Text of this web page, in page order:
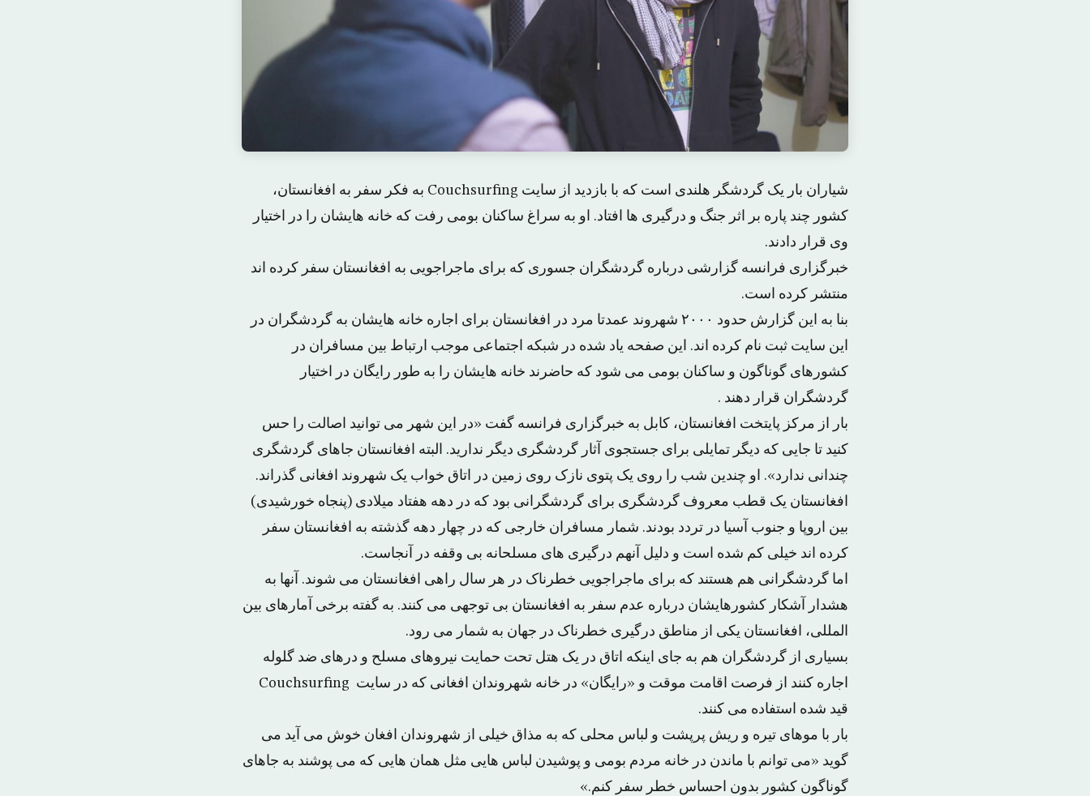
شیاران بار یک گردشگر هلندی است که با بازدید از سایت Couchsurfing به فکر سفر به افغانستان،
کشور چند پاره بر اثر جنگ و درگیری ها افتاد. او به سراغ ساکنان بومی رفت که خانه هایشان را در اختیار
وی قرار دادند.
خبرگزاری فرانسه گزارشی درباره گردشگران جسوری که برای ماجراجویی به افغانستان سفر کرده اند
منتشر کرده است.
بنا به این گزارش حدود ۲۰۰۰ شهروند عمدتا مرد در افغانستان برای اجاره خانه هایشان به گردشگران در
این سایت ثبت نام کرده اند. این صفحه یاد شده در شبکه اجتماعی موجب ارتباط بین مسافران در
کشورهای گوناگون و ساکنان بومی می شود که حاضرند خانه هایشان را به طور رایگان در اختیار
گردشگران قرار دهند .
بار از مرکز پایتخت افغانستان، کابل به خبرگزاری فرانسه گفت «در این شهر می توانید اصالت را حس
کنید تا جایی که دیگر تمایلی برای جستجوی آثار گردشگری دیگر ندارید. البته افغانستان جاهای گردشگری
چندانی ندارد». او چندین شب را روی یک پتوی نازک روی زمین در اتاق خواب یک شهروند افغانی گذراند.
افغانستان یک قطب معروف گردشگری برای گردشگرانی بود که در دهه هفتاد میلادی (پنجاه خورشیدی)
بین اروپا و جنوب آسیا در تردد بودند. شمار مسافران خارجی که در چهار دهه گذشته به افغانستان سفر
کرده اند خیلی کم شده است و دلیل آنهم درگیری های مسلحانه بی وقفه در آنجاست.
اما گردشگرانی هم هستند که برای ماجراجویی خطرناک در هر سال راهی افغانستان می شوند. آنها به
هشدار آشکار کشورهایشان درباره عدم سفر به افغانستان بی توجهی می کنند. به گفته برخی آمارهای بین
المللی، افغانستان یکی از مناطق درگیری خطرناک در جهان به شمار می رود.
بسیاری از گردشگران هم به جای اینکه اتاق در یک هتل تحت حمایت نیروهای مسلح و درهای ضد گلوله
اجاره کنند از فرصت اقامت موقت و «رایگان» در خانه شهروندان افغانی که در سایت Couchsurfing
قید شده استفاده می کنند.
بار با موهای تیره و ریش پرپشت و لباس محلی که به مذاق خیلی از شهروندان افغان خوش می آید می
گوید «می توانم با ماندن در خانه مردم بومی و پوشیدن لباس هایی مثل همان هایی که می پوشند به جاهای
گوناگون کشور بدون احساس خطر سفر کنم.»